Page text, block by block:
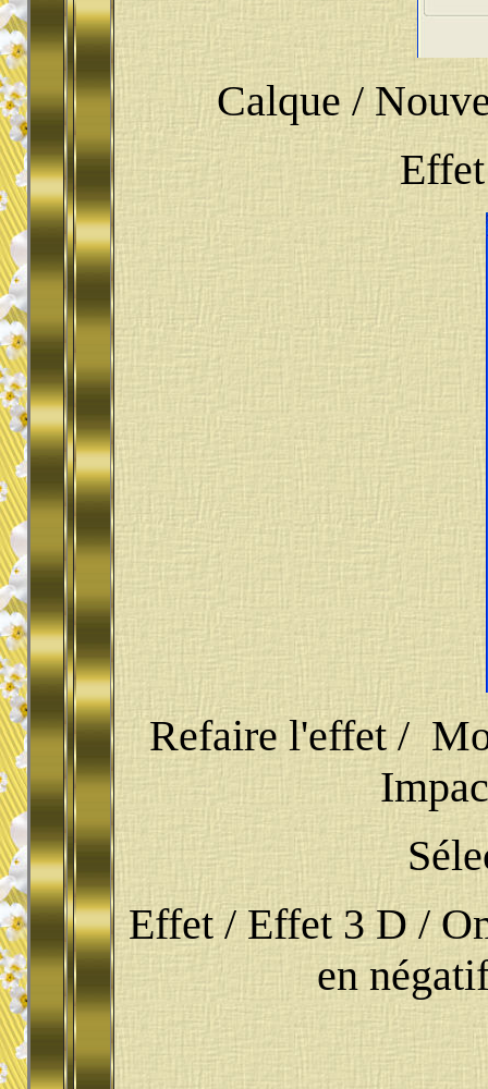
Calque /
Refaire l'effet /
Effet / Effet 3 D /
en